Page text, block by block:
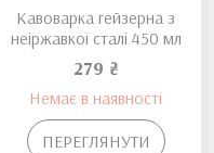
Кавоварка гейзерна з
неіржавкої сталі 450 мл
279 ₴
Немає в наявності
ПЕРЕГЛЯНУТИ